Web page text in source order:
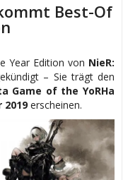
Best-Of
Year Edition von NieR:
– Sie trägt den
Game of the YoRHa
2019 erscheinen.